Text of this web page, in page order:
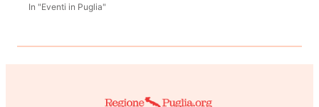
In "Eventi in Puglia"